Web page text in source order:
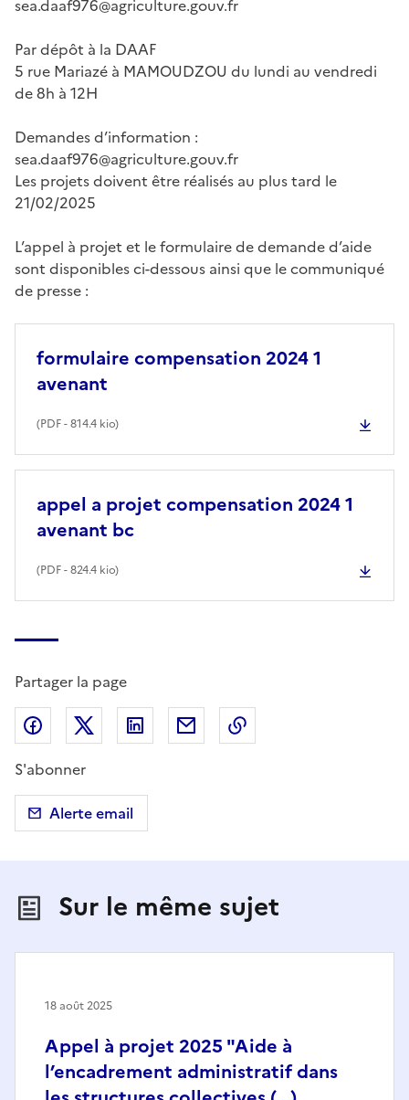
sea.daaf976@agriculture.gouv.fr
Par dépôt à la DAAF
5 rue Mariazé à MAMOUDZOU du lundi au vendredi
de 8h à 12H
Demandes d’information :
sea.daaf976@agriculture.gouv.fr
Les projets doivent être réalisés au plus tard le
21/02/2025
L’appel à projet et le formulaire de demande d’aide
sont disponibles ci-dessous ainsi que le communiqué
de presse :
formulaire compensation 2024 1
avenant
(PDF- 814.4 kio)
appel a projet compensation 2024 1
avenant bc
(PDF- 824.4 kio)
Partager la page
Partager sur Facebook
Partager sur X (anciennement Twitter)
Partager sur LinkedIn
Partager par email
S'abonner
Alerte email
Sur le même sujet
Appel à projet 2025 "Aide à
l’encadrement administratif dans
18 août 2025